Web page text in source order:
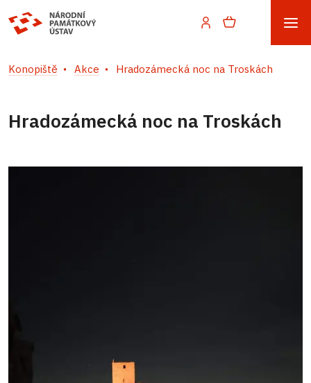
Konopiště Akce Hradozámecká noc na Troskách
Hradozámecká noc na Troskách